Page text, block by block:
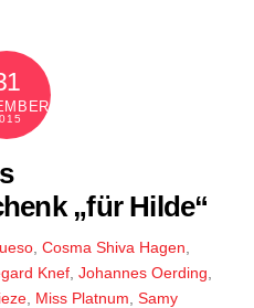
„für Hilde“
,Cosma Shiva Hagen
Knef ,Johannes Oerding
Miss Platnum ,Samy